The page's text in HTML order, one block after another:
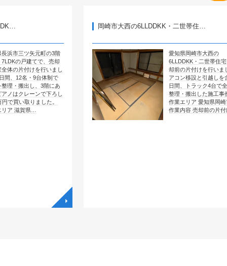
町の3階
で、売却
行いまし
台体制で
3階にあ
で下ろし
ました。
岡崎市大西の6LLDDKK・二世帯住…
愛知県岡崎市大西の
6LLDDKK・二世帯住宅で、売
却前の片付けを行いました。エ
アコン移設と引越しを含めて4
日間、トラック4台で全部屋を
整理・搬出した施工事例です。
作業エリア 愛知県岡崎市大西
作業内容 売却前の片付け …